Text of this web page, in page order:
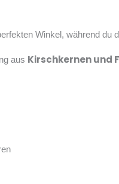
Winkel, während du
aus Kirschkernen und